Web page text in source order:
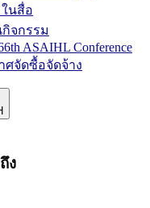
นสื่อ
จกรรม
ASAIHL Conference
ศจัดซื้อจัดจ้าง
ง